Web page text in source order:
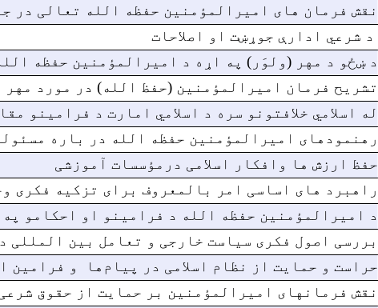
نقش فرمان های امیرالمؤمنین حفظه الله تعالی در
د شرعي ادارې جوړښت او اصلاحات
د ښځو د مهر (ولوَر) په اړه د امیرالمؤمنین حفظه
تشريح فرمان اميرالمؤمنین (حفظ الله) در مورد
له اسلامي خلافتونو سره د اسلامي امارت د فرامینو
رهنمودهای امیرالمؤمنین حفظه الله در باره
حفظ ارزش ها وافکار اسلامی درمؤسسات آموزشی
راهبرد های اساسی امر بالمعروف برای تزکیه فکری
د امیرالمؤمنین حفظه الله د فرامینو او احکامو
بررسی اصول فکری سیاست خارجی و تعامل بین
حراست و حمایت از نظام اسلامی در پیام‌ها و فرامین
نقش فرمان­های امیرالمؤمنین بر حمایت از حقوق